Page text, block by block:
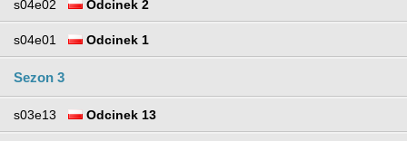
s04e02 Odcinek 2
s04e01 Odcinek 1
Sezon 3
s03e13 Odcinek 13